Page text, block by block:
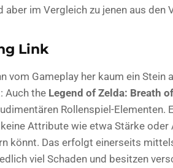
aber im Vergleich zu jenen aus
Link
vom Gameplay her kaum ein
Auch the Legend of Zelda: Breath
Rollenspiel-
Attribute wie etwa Stärke
könnt. Das erfolgt einerseits
viel Schaden und besitzen